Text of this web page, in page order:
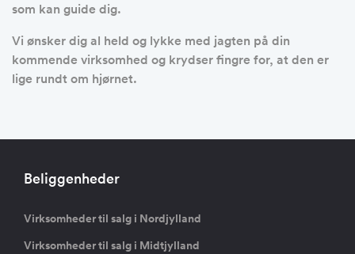
som kan guide dig.
Vi ønsker dig al held og lykke med jagten på din
kommende virksomhed og krydser fingre for, at den er
lige rundt om hjørnet.
Beliggenheder
Virksomheder til salg i Nordjylland
Virksomheder til salg i Midtjylland